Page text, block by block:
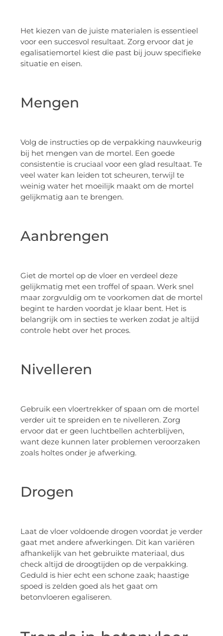
Het kiezen van de juiste materialen is essentieel
voor een succesvol resultaat. Zorg ervoor dat je
egalisatiemortel kiest die past bij jouw specifieke
situatie en eisen.
Mengen
Volg de instructies op de verpakking nauwkeurig
bij het mengen van de mortel. Een goede
consistentie is cruciaal voor een glad resultaat. Te
veel water kan leiden tot scheuren, terwijl te
weinig water het moeilijk maakt om de mortel
gelijkmatig aan te brengen.
Aanbrengen
Giet de mortel op de vloer en verdeel deze
gelijkmatig met een troffel of spaan. Werk snel
maar zorgvuldig om te voorkomen dat de mortel
begint te harden voordat je klaar bent. Het is
belangrijk om in secties te werken zodat je altijd
controle hebt over het proces.
Nivelleren
Gebruik een vloertrekker of spaan om de mortel
verder uit te spreiden en te nivelleren. Zorg
ervoor dat er geen luchtbellen achterblijven,
want deze kunnen later problemen veroorzaken
zoals holtes onder je afwerking.
Drogen
Laat de vloer voldoende drogen voordat je verder
gaat met andere afwerkingen. Dit kan variëren
afhankelijk van het gebruikte materiaal, dus
check altijd de droogtijden op de verpakking.
Geduld is hier echt een schone zaak; haastige
spoed is zelden goed als het gaat om
betonvloeren egaliseren.